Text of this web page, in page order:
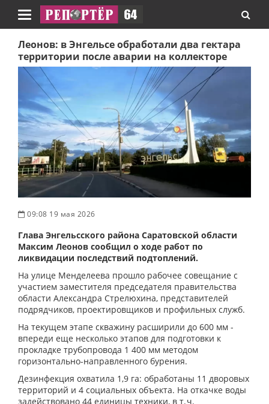
Навигация
Леонов: в Энгельсе обработали два гектара
территории после аварии на коллекторе
09:08 19 мая 2026
Глава Энгельсского района Саратовской области
Максим Леонов сообщил о ходе работ по
ликвидации последствий подтоплений.
На улице Менделеева прошло рабочее совещание с
участием заместителя председателя правительства
области Александра Стрелюхина, представителей
подрядчиков, проектировщиков и профильных служб.
На текущем этапе скважину расширили до 600 мм -
впереди еще несколько этапов для подготовки к
прокладке трубопровода 1 400 мм методом
горизонтально-направленного бурения.
Дезинфекция охватила 1,9 га: обработаны 11 дворовых
территорий и 4 социальных объекта. На откачке воды
задействовано 44 единицы техники, в т. ч.